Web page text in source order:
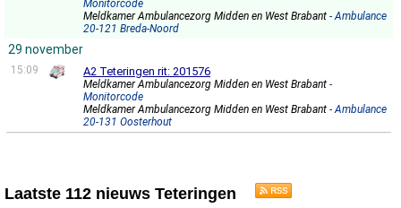
Monitorcode
Meldkamer Ambulancezorg Midden en West Brabant - Ambulance
20-121 Breda-Noord
29 november
15:09 A2 Teteringen rit: 201576
Meldkamer Ambulancezorg Midden en West Brabant -
Monitorcode
Meldkamer Ambulancezorg Midden en West Brabant - Ambulance
20-131 Oosterhout
Laatste 112 nieuws Teteringen